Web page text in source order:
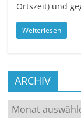
Ortszeit) und
Weiterlesen
ARCHIV
ARCHIV